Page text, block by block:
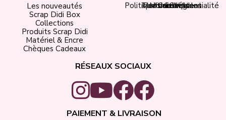
Les nouveautés
Scrap Didi Box
Collections
Produits Scrap Didi
Matériel & Encre
Chèques Cadeaux
Contact
Mon compte
CGV
Politique de confidentialité
Mentions légales
Tarifs de livraison
RÉSEAUX SOCIAUX
PAIEMENT & LIVRAISON